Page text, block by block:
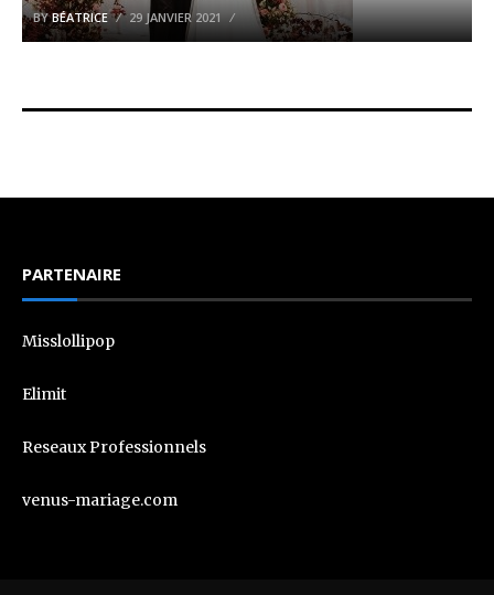
BYBÉATRICE 29 JANVIER 2021
PARTENAIRE
Misslollipop
Elimit
Reseaux Professionnels
venus-mariage.com